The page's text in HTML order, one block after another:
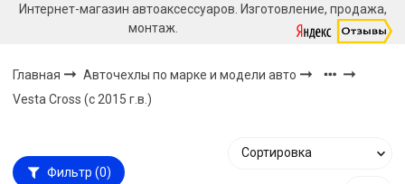
Интернет-магазин автоаксессуаров. Изготовление, продажа,
монтаж.
Главная
Авточехлы по марке и модели авто
Vesta Cross (с 2015 г.в.)
Фильтр (0)